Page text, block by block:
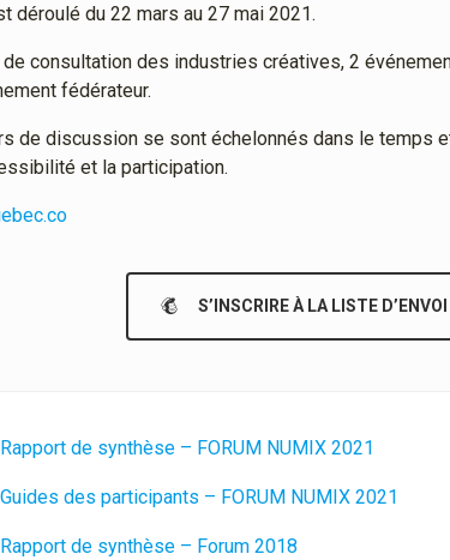
déroulé du 22 mars au 27 mai 2021.
consultation des industries créatives, 2
fédérateur.
de discussion se sont échelonnés dans le temps
et la participation.
S’INSCRIRE À LA LISTE D’ENVOI
Rapport de synthèse – FORUM NUMIX 2021
Guides des participants – FORUM NUMIX 2021
Rapport de synthèse – Forum 2018